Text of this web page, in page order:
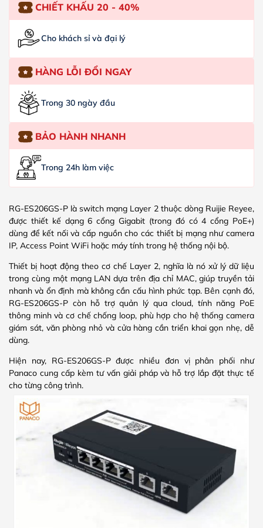
CHIẾT KHẤU 20 - 40%
Cho khách sỉ và đại lý
HÀNG LỖI ĐỔI NGAY
Trong 30 ngày đầu
BẢO HÀNH NHANH
Trong 24h làm việc
RG-ES206GS-P là switch mạng Layer 2 thuộc dòng Ruijie Reyee,
được thiết kế dạng 6 cổng Gigabit (trong đó có 4 cổng PoE+)
dùng để kết nối và cấp nguồn cho các thiết bị mạng như camera
IP, Access Point WiFi hoặc máy tính trong hệ thống nội bộ.
Thiết bị hoạt động theo cơ chế Layer 2, nghĩa là nó xử lý dữ liệu
trong cùng một mạng LAN dựa trên địa chỉ MAC, giúp truyền tải
nhanh và ổn định mà không cần cấu hình phức tạp. Bên cạnh đó,
RG-ES206GS-P còn hỗ trợ quản lý qua cloud, tính năng PoE
thông minh và cơ chế chống loop, phù hợp cho hệ thống camera
giám sát, văn phòng nhỏ và cửa hàng cần triển khai gọn nhẹ, dễ
dùng.
Hiện nay, RG-ES206GS-P được nhiều đơn vị phân phối như
Panaco cung cấp kèm tư vấn giải pháp và hỗ trợ lắp đặt thực tế
cho từng công trình.